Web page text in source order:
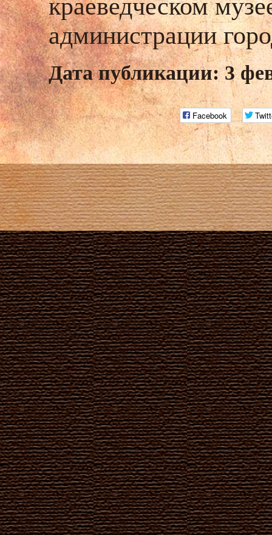
краеведческом
администрации
Дата публикации: 3
Facebook